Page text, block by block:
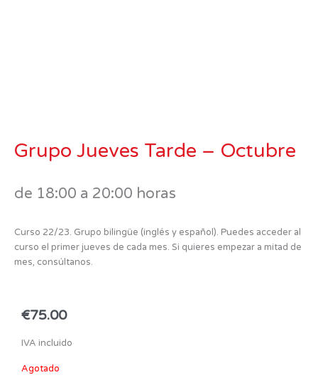
Grupo Jueves Tarde – Octubre
de 18:00 a 20:00 horas
Curso 22/23. Grupo bilingüe (inglés y español). Puedes acceder al
curso el primer jueves de cada mes. Si quieres empezar a mitad de
mes, consúltanos.
€75.00
IVA incluido
Agotado